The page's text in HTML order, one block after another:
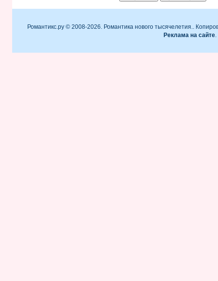
Романтикс.ру © 2008-2026. Романтика нового тысячелетия..
Реклама на сайте.